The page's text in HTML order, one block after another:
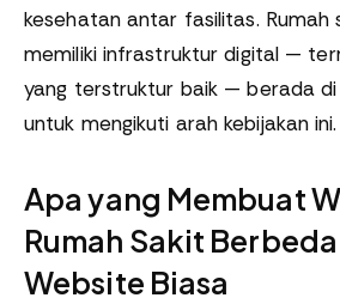
kesehatan antar fasilitas. Rumah
memiliki infrastruktur digital —
yang terstruktur baik — berada di
untuk mengikuti arah kebijakan ini.
Apa yang Membuat
Rumah Sakit
Website Biasa